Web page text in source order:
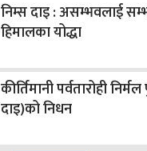
निम्स दाइ : असम्भवलाई
हिमालका योद्धा
कीर्तिमानी पर्वतारोही
दाइ)को निधन